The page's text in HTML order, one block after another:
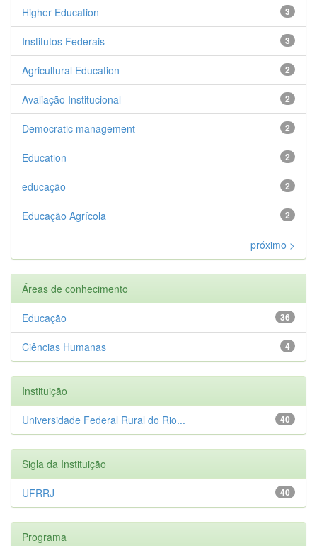
3
Higher Education
3
Institutos Federais
2
Agricultural Education
2
Avaliação Institucional
2
Democratic management
2
Education
2
educação
2
Educação Agrícola
próximo >
Áreas de conhecimento
36
Educação
4
Ciências Humanas
Instituição
40
Universidade Federal Rural do Rio...
Sigla da Instituição
40
UFRRJ
Programa